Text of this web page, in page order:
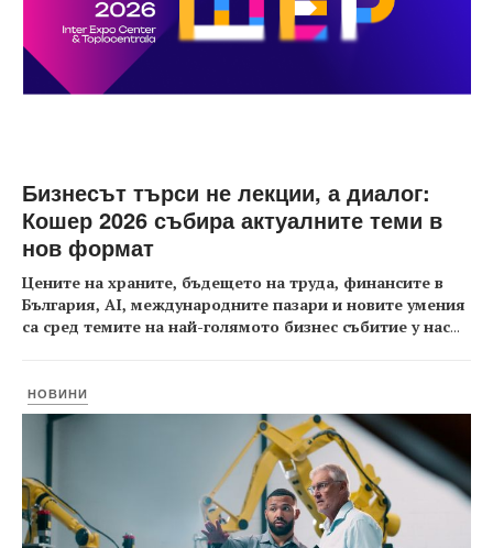
Бизнесът търси не лекции, а диалог:
Кошер 2026 събира актуалните теми в
нов формат
Цените на храните, бъдещето на труда, финансите в
България, AI, международните пазари и новите умения
са сред темите на най-голямото бизнес събитие у нас...
НОВИНИ